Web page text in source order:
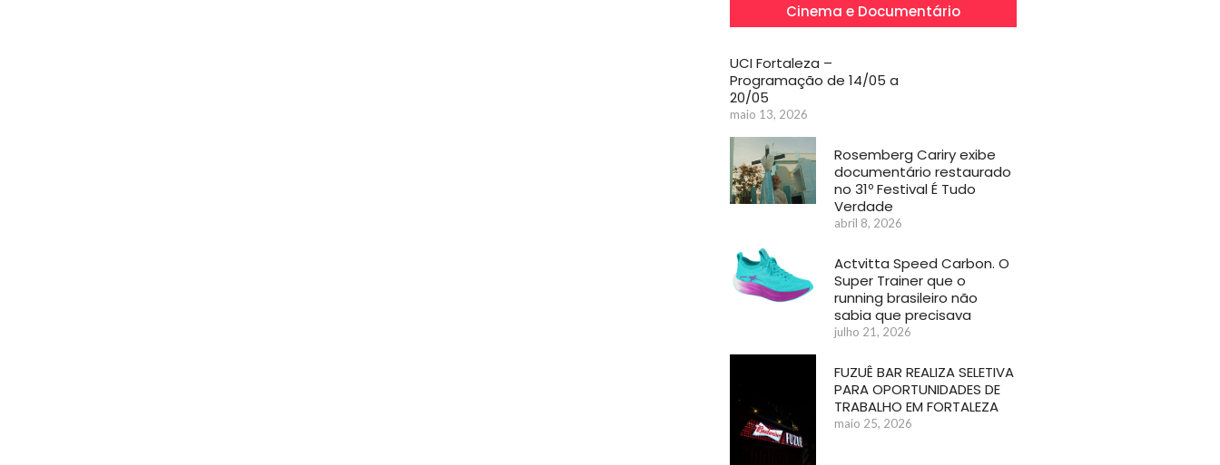
Cinema e Documentário
UCI Fortaleza –
Programação de 14/05 a
20/05
maio 13, 2026
Rosemberg Cariry exibe
documentário restaurado
no 31º Festival É Tudo
Verdade
abril 8, 2026
Actvitta Speed Carbon. O
Super Trainer que o
running brasileiro não
sabia que precisava
julho 21, 2026
FUZUÊ BAR REALIZA SELETIVA
PARA OPORTUNIDADES DE
TRABALHO EM FORTALEZA
maio 25, 2026